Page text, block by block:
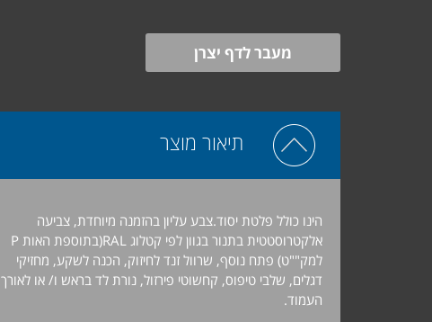
מעבר לדף יצרן
תיאור מוצר
הינו כולל פלטת יסוד.צבע עליון בהזמנה מיוחדת, צביעה
אלקטרוסטטית בתנור בגוון לפי קטלוג RAL(בתוספת האות P
למק""ט) פתח נוסף, שרוול זנד לחיזוק, הכנה לשקע, מחזיקי
דגלים, שלבי טיפוס, קחשוטי פירזול, נורת לד בראש ו/ או לאורך
העמוד.